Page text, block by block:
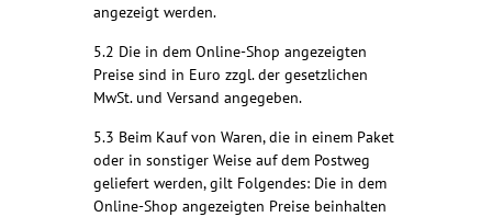
angezeigt werden.
5.2 Die in dem Online-Shop angezeigten
Preise sind in Euro zzgl. der gesetzlichen
MwSt. und Versand angegeben.
5.3 Beim Kauf von Waren, die in einem Paket
oder in sonstiger Weise auf dem Postweg
geliefert werden, gilt Folgendes: Die in dem
Online-Shop angezeigten Preise beinhalten